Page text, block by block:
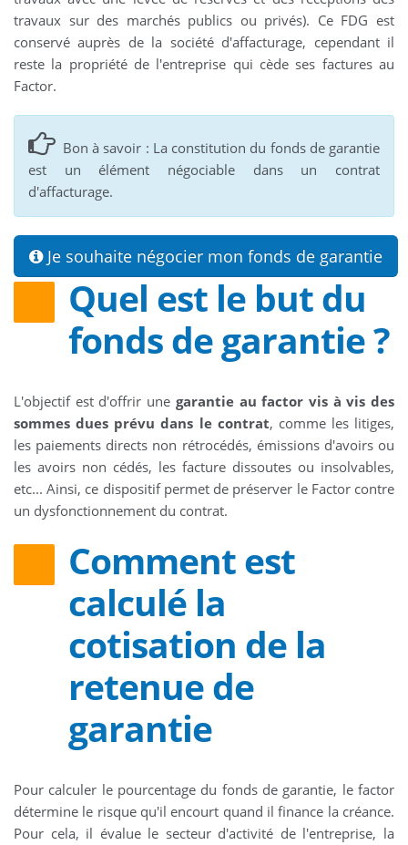
travaux sur des marchés publics ou privés). Ce FDG est
conservé auprès de la société d'affacturage, cependant il
reste la propriété de l'entreprise qui cède ses factures au
Factor.
Bon à savoir : La constitution du fonds de garantie
est un élément négociable dans un contrat
d'affacturage.
Je souhaite négocier mon fonds de garantie
Quel est le but du
fonds de garantie ?
L'objectif est d'offrir une garantie au factor vis à vis des
sommes dues prévu dans le contrat, comme les litiges,
les paiements directs non rétrocédés, émissions d'avoirs ou
les avoirs non cédés, les facture dissoutes ou insolvables,
etc... Ainsi, ce dispositif permet de préserver le Factor contre
un dysfonctionnement du contrat.
Comment est
calculé la
cotisation de la
retenue de
garantie
Pour calculer le pourcentage du fonds de garantie, le factor
détermine le risque qu'il encourt quand il finance la créance.
Pour cela, il évalue le secteur d'activité de l'entreprise, la